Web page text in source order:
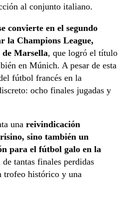
al conjunto italiano.
convierte en el segundo
la Champions League,
de Marsella, que logró el título
en Múnich. A pesar de esta
fútbol francés en la
ocho finales jugadas y
una reivindicación
sino también un
para el fútbol galo en la
tantas finales perdidas
trofeo histórico y una